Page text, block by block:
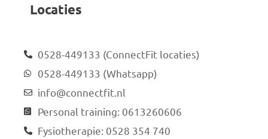
Locaties
0528-449133 (ConnectFit locaties)
0528-449133 (Whatsapp)
info@connectfit.nl
Personal training: 0613260606
Fysiotherapie: 0528 354 740